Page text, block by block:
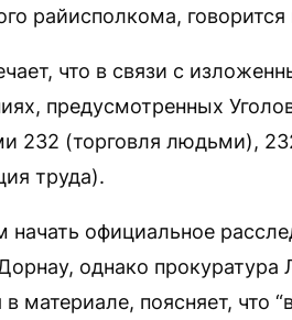
райисполкома, говорится
что в связи с
предусмотренных
232 (торговля людьми),
труда).
начать официальное
однако
в материале, поясняет, что